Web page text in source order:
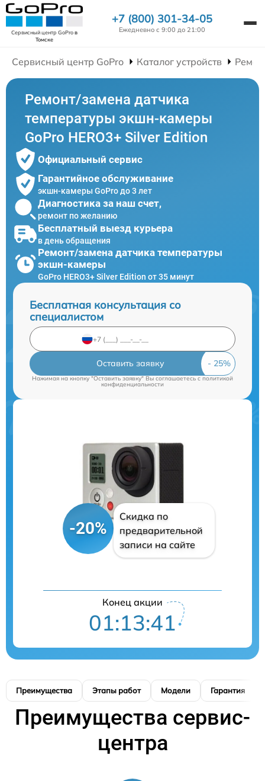
Сервисный центр GoProв
Томске
+7 (800) 301-34-05
Ежедневно с 9:00 до 21:00
Сервисный центр GoPro Каталог устройств
Ремонт/замена датчика
температуры экшн-камеры
GoPro HERO3+ Silver Edition
Официальный сервис
Гарантийное обслуживание
экшн-камеры GoPro до 3 лет
Диагностика за наш счет,
ремонт по желанию
Бесплатный выезд курьера
в день обращения
Ремонт/замена датчика температуры
экшн-камеры
GoPro HERO3+ Silver Edition от 35 минут
Бесплатная консультация со
специалистом
Оставить заявку
Нажимая на кнопку "Оставить заявку" Вы соглашаетесь c политикой
конфиденциальности
-20%
Скидка по
предварительной
записи на сайте
Конец акции
01:13:40
Преимущества Этапы работ Модели Гарантия
Преимущества сервис-
центра